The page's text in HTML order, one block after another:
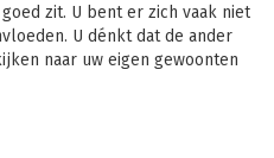
zit. U bent er zich vaak niet
U dénkt dat de ander
naar uw eigen gewoonten